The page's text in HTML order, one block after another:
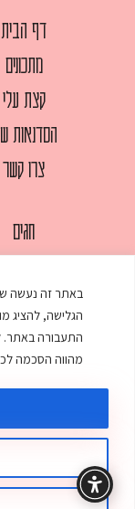
באתר זה נעשה
הגלישה, להציג
התעבורה באתר.
מהווה הסכמה
דף הבית
מתכונים
קצת עלי
הסדנאות
צרו קשר
חגים
מאפים
ממולאים
מרקים
© כל הזכויות